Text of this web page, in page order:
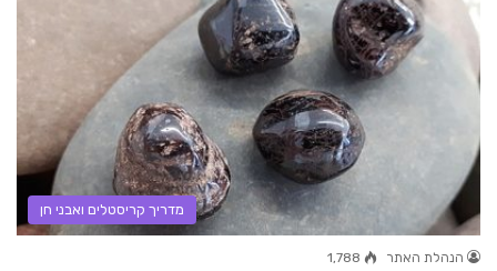
מדריך קריסטלים ואבני חן
הנהלת האתר 1,788